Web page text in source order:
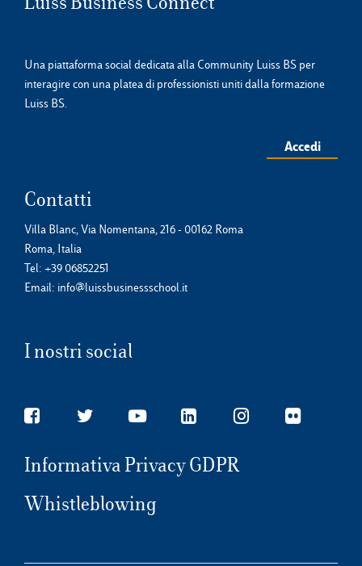
Una piattaforma social dedicata alla Community Luiss BS per
interagire con una platea di professionisti uniti dalla formazione
Luiss BS.
Accedi
Contatti
Villa Blanc, Via Nomentana, 216 - 00162 Roma
Roma, Italia
Tel: +39 06852251
Email: info@luissbusinessschool.it
I nostri social
Informativa Privacy GDPR
Whistleblowing